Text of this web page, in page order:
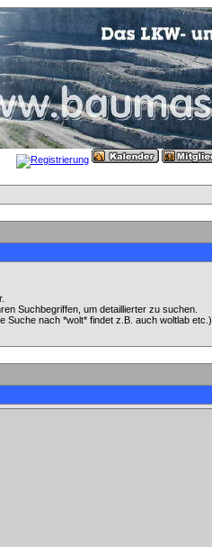
Suchbegriffen, um detaillierter zu suchen.
Suche nach *wolt* findet z.B. auch woltlab etc.)